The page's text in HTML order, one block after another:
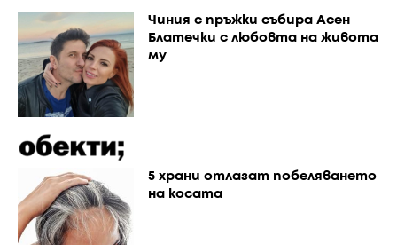
Чиния с пръжки събира Асен
Блатечки с любовта на живота
му
5 храни отлагат побеляването
на косата